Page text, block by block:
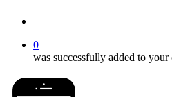
0
was successfully added to your